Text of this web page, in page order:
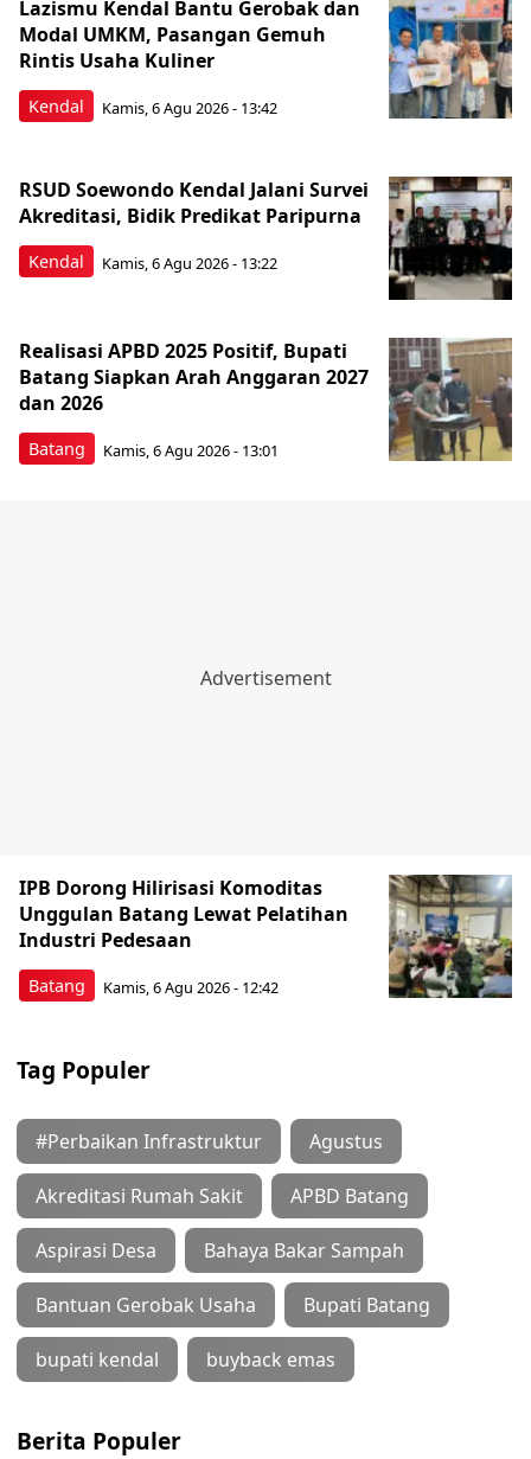
Kendal
Lazismu Kendal Bantu Gerobak dan
Modal UMKM, Pasangan Gemuh
Rintis Usaha Kuliner
Kamis, 6 Agu 2026 - 13:42
Kendal
RSUD Soewondo Kendal Jalani Survei
Akreditasi, Bidik Predikat Paripurna
Kamis, 6 Agu 2026 - 13:22
Batang
Realisasi APBD 2025 Positif, Bupati
Batang Siapkan Arah Anggaran 2027
dan 2026
Kamis, 6 Agu 2026 - 13:01
Batang
IPB Dorong Hilirisasi Komoditas
Unggulan Batang Lewat Pelatihan
Industri Pedesaan
Kamis, 6 Agu 2026 - 12:42
Tag Populer
#Perbaikan Infrastruktur Agustus
Akreditasi Rumah Sakit APBD Batang
Aspirasi Desa Bahaya Bakar Sampah
Bantuan Gerobak Usaha Bupati Batang
bupati kendal buyback emas
Berita Populer